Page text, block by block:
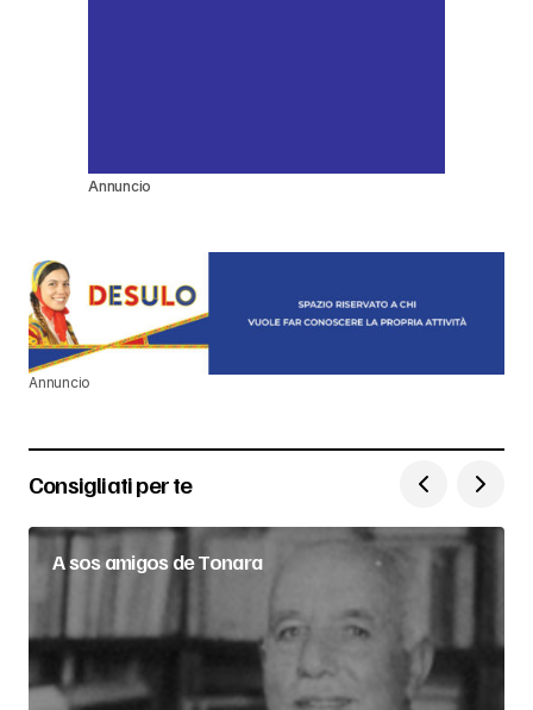
Annuncio
Annuncio
Consigliati per te
A sos amigos de Tonara